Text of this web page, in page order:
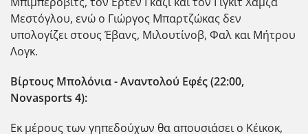
Μεστόγλου, ενώ ο Γιώργος Μπαρτζώκας δεν
υπολογίζει στους Έβανς, Μιλουτίνοβ, Φαλ και Μήτρου
Λογκ.
Βίρτους Μπολόνια - Αναντολού Εφές (22:00,
Novasports 4):
Εκ μέρους των γηπεδούχων θα απουσιάσει ο Κέικοκ,